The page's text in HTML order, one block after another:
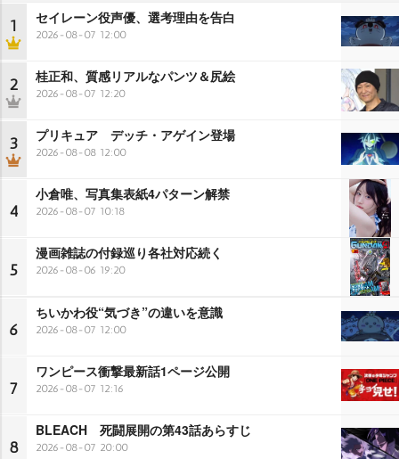
1 セイレーン役声優、選考理由を告白
2026-08-07 12:00
2 桂正和、質感リアルなパンツ＆尻絵
2026-08-07 12:20
3 プリキュア デッチ・アゲイン登場
2026-08-08 12:00
4
小倉唯、写真集表紙4パターン解禁
2026-08-07 10:18
5
漫画雑誌の付録巡り各社対応続く
2026-08-06 19:20
6
ちいかわ役“気づき”の違いを意識
2026-08-07 12:00
7
ワンピース衝撃最新話1ページ公開
2026-08-07 12:16
8
BLEACH 死闘展開の第43話あらすじ
2026-08-07 20:00